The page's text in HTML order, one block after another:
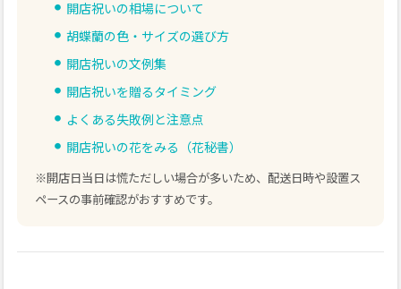
開店祝いの相場について
胡蝶蘭の色・サイズの選び方
開店祝いの文例集
開店祝いを贈るタイミング
よくある失敗例と注意点
開店祝いの花をみる（花秘書）
※開店日当日は慌ただしい場合が多いため、配送日時や設置ス
ペースの事前確認がおすすめです。